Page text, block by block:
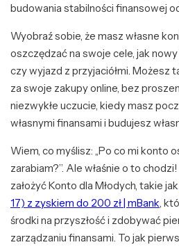
budowania stabilności finansowej
Wyobraź sobie, że masz własne
oszczędzać na swoje cele, jak
czy wyjazd z przyjaciółmi. Możesz
za swoje zakupy online, bez
niezwykłe uczucie, kiedy masz
własnymi finansami i budujesz
Wiem, co myślisz: „Po co mi konto
zarabiam?”. Ale właśnie o to
założyć Konto dla Młodych, takie jak
17) z zyskiem do 200 zł | mBank,
środki na przyszłość i zdobywać
zarządzaniu finansami. To jak